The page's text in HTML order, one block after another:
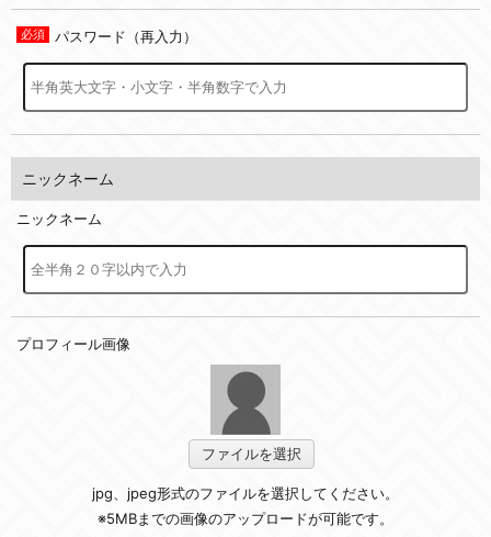
パスワード（再入力）
ニックネーム
ニックネーム
プロフィール画像
ファイルを選択
jpg、jpeg形式のファイルを選択してください。
※5MBまでの画像のアップロードが可能です。